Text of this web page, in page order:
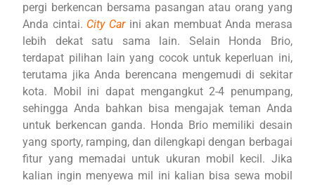
pergi berkencan bersama pasangan atau orang yang
Anda cintai. City Car ini akan membuat Anda merasa
lebih dekat satu sama lain. Selain Honda Brio,
terdapat pilihan lain yang cocok untuk keperluan ini,
terutama jika Anda berencana mengemudi di sekitar
kota. Mobil ini dapat mengangkut 2-4 penumpang,
sehingga Anda bahkan bisa mengajak teman Anda
untuk berkencan ganda. Honda Brio memiliki desain
yang sporty, ramping, dan dilengkapi dengan berbagai
fitur yang memadai untuk ukuran mobil kecil. Jika
kalian ingin menyewa mil ini kalian bisa sewa mobil